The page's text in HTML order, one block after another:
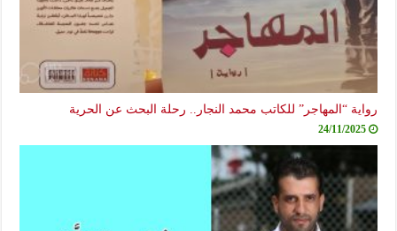
رواية “المهاجر” للكاتب محمد النجار.. رحلة البحث عن الحرية
24/11/2025